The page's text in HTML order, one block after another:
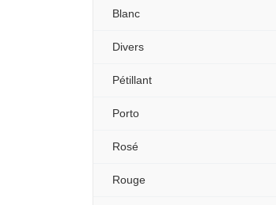
Blanc
Divers
Pétillant
Porto
Rosé
Rouge